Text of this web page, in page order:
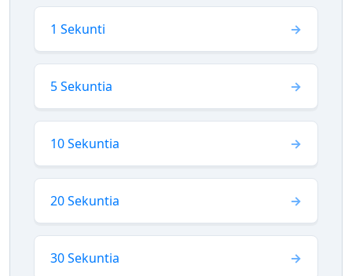
1 Sekunti
5 Sekuntia
10 Sekuntia
20 Sekuntia
30 Sekuntia